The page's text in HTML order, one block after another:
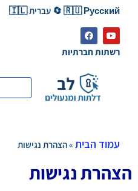
🇷🇺 Русский 🔄 עברית 🇮🇱
רשתות חברתיות
עמוד הבית »הצהרת נגישות
הצהרת נגישות